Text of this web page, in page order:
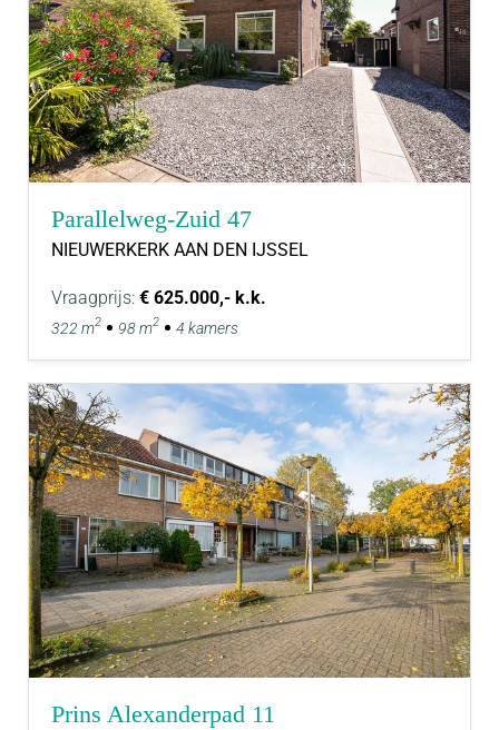
Parallelweg-Zuid 47
NIEUWERKERK AAN DEN IJSSEL
Vraagprijs: € 625.000,- k.k.
322 m2 98 m2 4 kamers
Prins Alexanderpad 11